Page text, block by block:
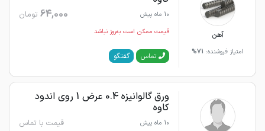
آهن
امتیاز فروشنده: 71%
10 ماه پیش 64,000 تومان
قیمت ممکن است به‌روز نباشد
تماس گفتگو
ورق گالوانیزه 0.4 عرض 1 روی اندود
کاوه
10 ماه پیش قیمت با تماس